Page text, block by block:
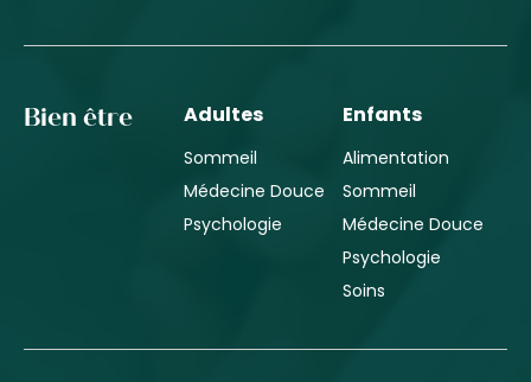
Bien être Adultes
Sommeil
Médecine Douce
Psychologie
Enfants
Alimentation
Sommeil
Médecine Douce
Psychologie
Soins